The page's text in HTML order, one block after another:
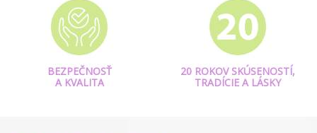
BEZPEČNOSŤ
A KVALITA
20 ROKOV SKÚSENOSTÍ,
TRADÍCIE A LÁSKY